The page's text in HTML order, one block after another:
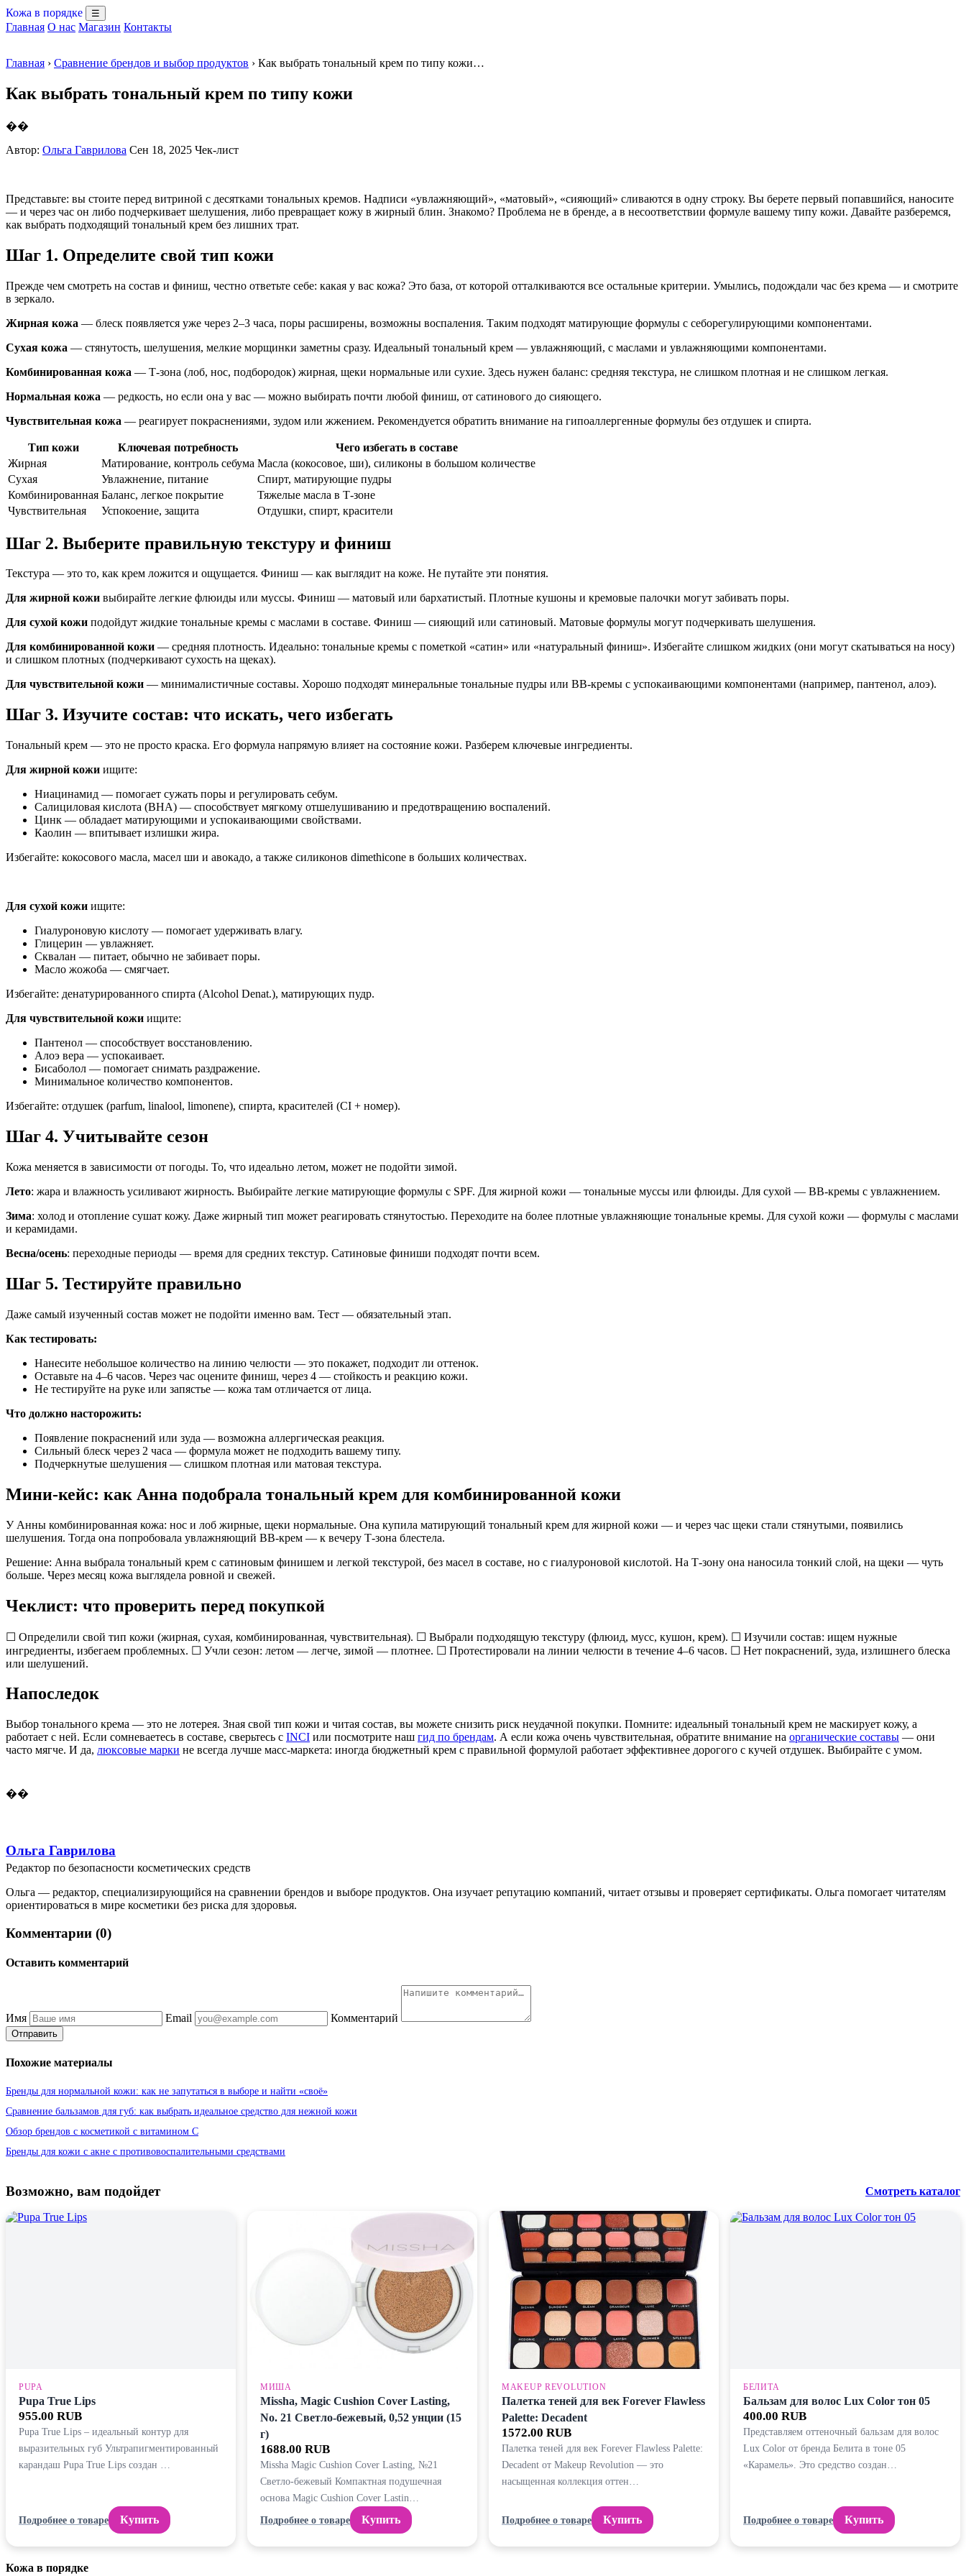
Кожа в порядке ☰
Главная О нас Магазин Контакты
Главная › Сравнение брендов и выбор продуктов › Как выбрать тональный крем по типу кожи…
Как выбрать тональный крем по типу кожи
��
Автор: Ольга Гаврилова Сен 18, 2025 Чек-лист
Представьте: вы стоите перед витриной с десятками тональных кремов. Надписи «увлажняющий», «матовый», «сияющий» сливаются в одну строку. Вы берете первый попавшийся, наносите
— и через час он либо подчеркивает шелушения, либо превращает кожу в жирный блин. Знакомо? Проблема не в бренде, а в несоответствии формуле вашему типу кожи. Давайте разберемся,
как выбрать подходящий тональный крем без лишних трат.
Шаг 1. Определите свой тип кожи
Прежде чем смотреть на состав и финиш, честно ответьте себе: какая у вас кожа? Это база, от которой отталкиваются все остальные критерии. Умылись, подождали час без крема — и смотрите
в зеркало.
Жирная кожа — блеск появляется уже через 2–3 часа, поры расширены, возможны воспаления. Таким подходят матирующие формулы с себорегулирующими компонентами.
Сухая кожа — стянутость, шелушения, мелкие морщинки заметны сразу. Идеальный тональный крем — увлажняющий, с маслами и увлажняющими компонентами.
Комбинированная кожа — Т-зона (лоб, нос, подбородок) жирная, щеки нормальные или сухие. Здесь нужен баланс: средняя текстура, не слишком плотная и не слишком легкая.
Нормальная кожа — редкость, но если она у вас — можно выбирать почти любой финиш, от сатинового до сияющего.
Чувствительная кожа — реагирует покраснениями, зудом или жжением. Рекомендуется обратить внимание на гипоаллергенные формулы без отдушек и спирта.
Тип кожи Ключевая потребность
Чего избегать в составе
Жирная
Матирование, контроль себума Масла (кокосовое, ши), силиконы в большом количестве
Сухая
Увлажнение, питание
Спирт, матирующие пудры
Комбинированная Баланс, легкое покрытие
Тяжелые масла в Т-зоне
Чувствительная
Успокоение, защита Отдушки, спирт, красители
Шаг 2. Выберите правильную текстуру и финиш
Текстура — это то, как крем ложится и ощущается. Финиш — как выглядит на коже. Не путайте эти понятия.
Для жирной кожи выбирайте легкие флюиды или муссы. Финиш — матовый или бархатистый. Плотные кушоны и кремовые палочки могут забивать поры.
Для сухой кожи подойдут жидкие тональные кремы с маслами в составе. Финиш — сияющий или сатиновый. Матовые формулы могут подчеркивать шелушения.
Для комбинированной кожи — средняя плотность. Идеально: тональные кремы с пометкой «сатин» или «натуральный финиш». Избегайте слишком жидких (они могут скатываться на носу)
и слишком плотных (подчеркивают сухость на щеках).
Для чувствительной кожи — минималистичные составы. Хорошо подходят минеральные тональные пудры или BB-кремы с успокаивающими компонентами (например, пантенол, алоэ).
Шаг 3. Изучите состав: что искать, чего избегать
Тональный крем — это не просто краска. Его формула напрямую влияет на состояние кожи. Разберем ключевые ингредиенты.
Для жирной кожи ищите:
Ниацинамид — помогает сужать поры и регулировать себум.
Салициловая кислота (BHA) — способствует мягкому отшелушиванию и предотвращению воспалений.
Цинк — обладает матирующими и успокаивающими свойствами.
Каолин — впитывает излишки жира.
Избегайте: кокосового масла, масел ши и авокадо, а также силиконов dimethicone в больших количествах.
Для сухой кожи ищите:
Гиалуроновую кислоту — помогает удерживать влагу.
Глицерин — увлажняет.
Сквалан — питает, обычно не забивает поры.
Масло жожоба — смягчает.
Избегайте: денатурированного спирта (Alcohol Denat.), матирующих пудр.
Для чувствительной кожи ищите:
Пантенол — способствует восстановлению.
Алоэ вера — успокаивает.
Бисаболол — помогает снимать раздражение.
Минимальное количество компонентов.
Избегайте: отдушек (parfum, linalool, limonene), спирта, красителей (CI + номер).
Шаг 4. Учитывайте сезон
Кожа меняется в зависимости от погоды. То, что идеально летом, может не подойти зимой.
Лето: жара и влажность усиливают жирность. Выбирайте легкие матирующие формулы с SPF. Для жирной кожи — тональные муссы или флюиды. Для сухой — BB-кремы с увлажнением.
Зима: холод и отопление сушат кожу. Даже жирный тип может реагировать стянутостью. Переходите на более плотные увлажняющие тональные кремы. Для сухой кожи — формулы с маслами
и керамидами.
Весна/осень: переходные периоды — время для средних текстур. Сатиновые финиши подходят почти всем.
Шаг 5. Тестируйте правильно
Даже самый изученный состав может не подойти именно вам. Тест — обязательный этап.
Как тестировать:
Нанесите небольшое количество на линию челюсти — это покажет, подходит ли оттенок.
Оставьте на 4–6 часов. Через час оцените финиш, через 4 — стойкость и реакцию кожи.
Не тестируйте на руке или запястье — кожа там отличается от лица.
Что должно насторожить:
Появление покраснений или зуда — возможна аллергическая реакция.
Сильный блеск через 2 часа — формула может не подходить вашему типу.
Подчеркнутые шелушения — слишком плотная или матовая текстура.
Мини-кейс: как Анна подобрала тональный крем для комбинированной кожи
У Анны комбинированная кожа: нос и лоб жирные, щеки нормальные. Она купила матирующий тональный крем для жирной кожи — и через час щеки стали стянутыми, появились
шелушения. Тогда она попробовала увлажняющий BB-крем — к вечеру Т-зона блестела.
Решение: Анна выбрала тональный крем с сатиновым финишем и легкой текстурой, без масел в составе, но с гиалуроновой кислотой. На Т-зону она наносила тонкий слой, на щеки — чуть
больше. Через месяц кожа выглядела ровной и свежей.
Чеклист: что проверить перед покупкой
☐ Определили свой тип кожи (жирная, сухая, комбинированная, чувствительная). ☐ Выбрали подходящую текстуру (флюид, мусс, кушон, крем). ☐ Изучили состав: ищем нужные
ингредиенты, избегаем проблемных. ☐ Учли сезон: летом — легче, зимой — плотнее. ☐ Протестировали на линии челюсти в течение 4–6 часов. ☐ Нет покраснений, зуда, излишнего блеска
или шелушений.
Напоследок
Выбор тонального крема — это не лотерея. Зная свой тип кожи и читая состав, вы можете снизить риск неудачной покупки. Помните: идеальный тональный крем не маскирует кожу, а
работает с ней. Если сомневаетесь в составе, сверьтесь с INCI или посмотрите наш гид по брендам. А если кожа очень чувствительная, обратите внимание на органические составы — они
часто мягче. И да, люксовые марки не всегда лучше масс-маркета: иногда бюджетный крем с правильной формулой работает эффективнее дорогого с кучей отдушек. Выбирайте с умом.
��
Ольга Гаврилова
Редактор по безопасности косметических средств
Ольга — редактор, специализирующийся на сравнении брендов и выборе продуктов. Она изучает репутацию компаний, читает отзывы и проверяет сертификаты. Ольга помогает читателям
ориентироваться в мире косметики без риска для здоровья.
Комментарии (0)
Оставить комментарий
Имя Email Комментарий
Отправить
Похожие материалы
Бренды для нормальной кожи: как не запутаться в выборе и найти «своё»
Сравнение бальзамов для губ: как выбрать идеальное средство для нежной кожи
Обзор брендов с косметикой с витамином С
Бренды для кожи с акне с противовоспалительными средствами
Возможно, вам подойдет Смотреть каталог
PUPA
Pupa True Lips
955.00 RUB
Pupa True Lips – идеальный контур для
выразительных губ Ультрапигментированный
карандаш Pupa True Lips создан …
Подробнее о товаре Купить
МИША
Missha, Magic Cushion Cover Lasting,
No. 21 Светло-бежевый, 0,52 унции (15
г)
1688.00 RUB
Missha Magic Cushion Cover Lasting, №21
Светло-бежевый Компактная подушечная
основа Magic Cushion Cover Lastin…
Подробнее о товаре
Купить
MAKEUP REVOLUTION
Палетка теней для век Forever Flawless
Palette: Decadent
1572.00 RUB
Палетка теней для век Forever Flawless Palette:
Decadent от Makeup Revolution — это
насыщенная коллекция оттен…
Подробнее о товаре Купить
БЕЛИТА
Бальзам для волос Lux Color тон 05
400.00 RUB
Представляем оттеночный бальзам для волос
Lux Color от бренда Белита в тоне 05
«Карамель». Это средство создан…
Подробнее о товаре Купить
Кожа в порядке